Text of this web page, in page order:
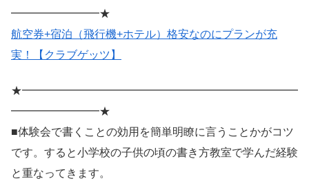
━━━━━━━━★
航空券+宿泊（飛行機+ホテル）格安なのにプランが充
実！【クラブゲッツ】
★━━━━━━━━━━━━━━━━━━━━━━━━━
━━━━━━━━★
■体験会で書くことの効用を簡単明瞭に言うことかがコツ
です。すると小学校の子供の頃の書き方教室で学んだ経験
と重なってきます。